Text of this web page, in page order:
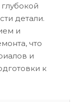
детали.
и
что
и
к